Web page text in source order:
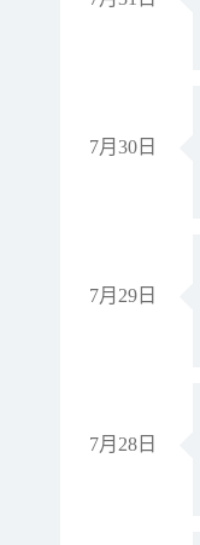
7月30日
7月29日
7月28日